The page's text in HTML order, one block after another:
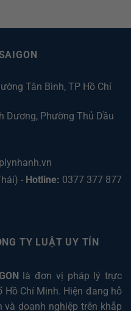
Tân Bình, TP Hồ Chí
Dương, Phường Thủ Dầu
- Hotline: 0377 377 877
TY LUẬT UY TÍN
là đơn vị pháp lý trực
Chí Minh. Hiện đang hỗ
doanh nghiệp trên khắp